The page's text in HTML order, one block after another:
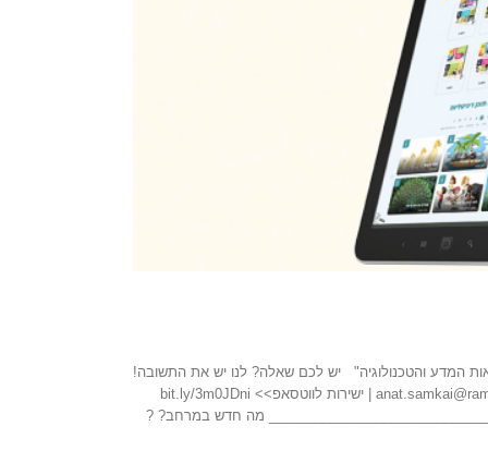
המדע והטכנולוגיה" יש לכם שאלה? לנו יש את התשובה!
ענת סמקאי, מנהלת קשרי לקוחות "במבט מקוון" – אוניברסיטת תל-אביבanat.samkai@ramot.org | 050-8848255 | ישירות לווטסאפ>> bit.ly/3m0JDni
מה חדש במרחב? ?